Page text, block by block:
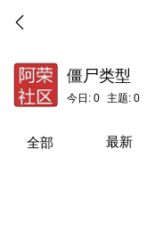
僵尸类型
今日: 0 主题: 0
全部 最新